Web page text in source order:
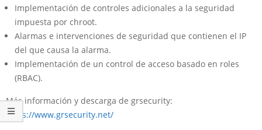
Implementación de controles adicionales a la seguridad
impuesta por chroot.
Alarmas e intervenciones de seguridad que contienen el IP
del que causa la alarma.
Implementación de un control de acceso basado en roles
(RBAC).
Más información y descarga de grsecurity:
https://www.grsecurity.net/